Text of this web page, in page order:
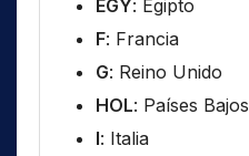
EGY: Egipto
F: Francia
G: Reino Unido
HOL: Países Bajos
I: Italia